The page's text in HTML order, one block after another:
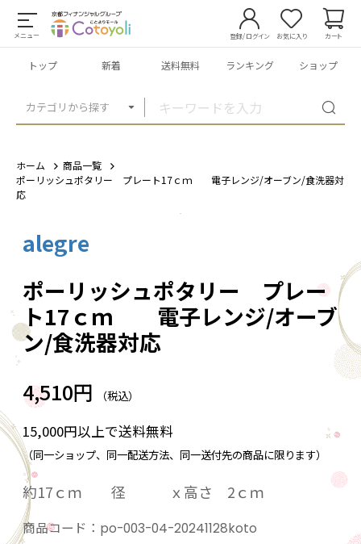
メニュー
カテゴリから探す
登録/ログイン お気に入り カート
トップ 新着 送料無料 ランキング ショップ
ホーム
商品一覧
ポーリッシュポタリー プレート17ｃｍ 電子レンジ/オーブン/食洗器対
応
alegre
ポーリッシュポタリー プレー
ト17ｃｍ 電子レンジ/オーブ
ン/食洗器対応
4,510円 （税込）
15,000円以上で送料無料
（同一ショップ、同一配送方法、同一送付先の商品に限ります）
約17ｃｍ 径 ｘ高さ 2ｃｍ
商品コード： po-003-04-20241128koto